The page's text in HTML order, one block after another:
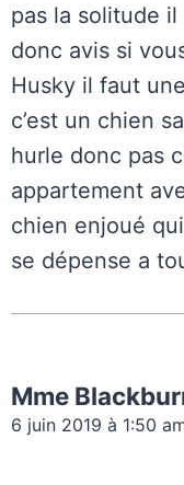
pas la solitude
donc avis si
Husky il faut
c’est un chien
hurle donc pas
appartement
chien enjoué
se dépense a
Mme
6 juin 2019 à 1:50